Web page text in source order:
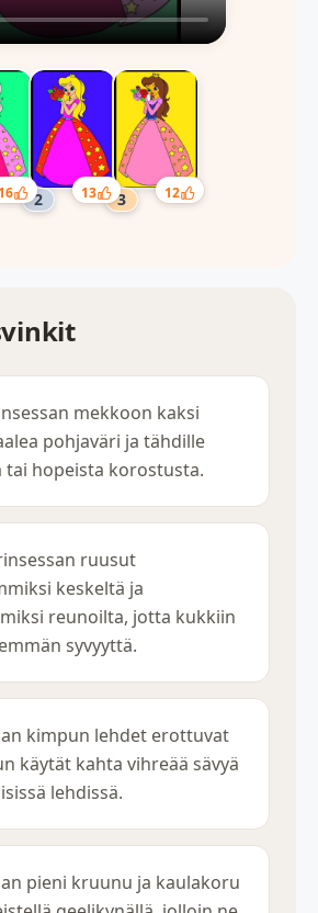
16 13 12
mekkoon kaksi
pohjaväri ja tähdille
tai hopeista korostusta.
ruusut
keskeltä ja
reunoilta, jotta kukkiin
syvyyttä.
kimpun lehdet erottuvat
käytät kahta vihreää sävyä
lehdissä.
pieni kruunu ja kaulakoru